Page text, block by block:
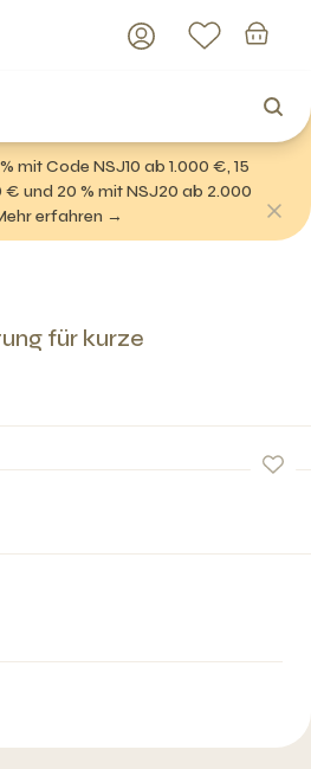
mit Code NSJ10 ab 1.000 €, 15
€ und 20 % mit NSJ20 ab 2.000
erfahren →
für kurze